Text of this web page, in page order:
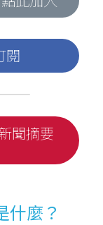
閱
聞摘要
什麼？